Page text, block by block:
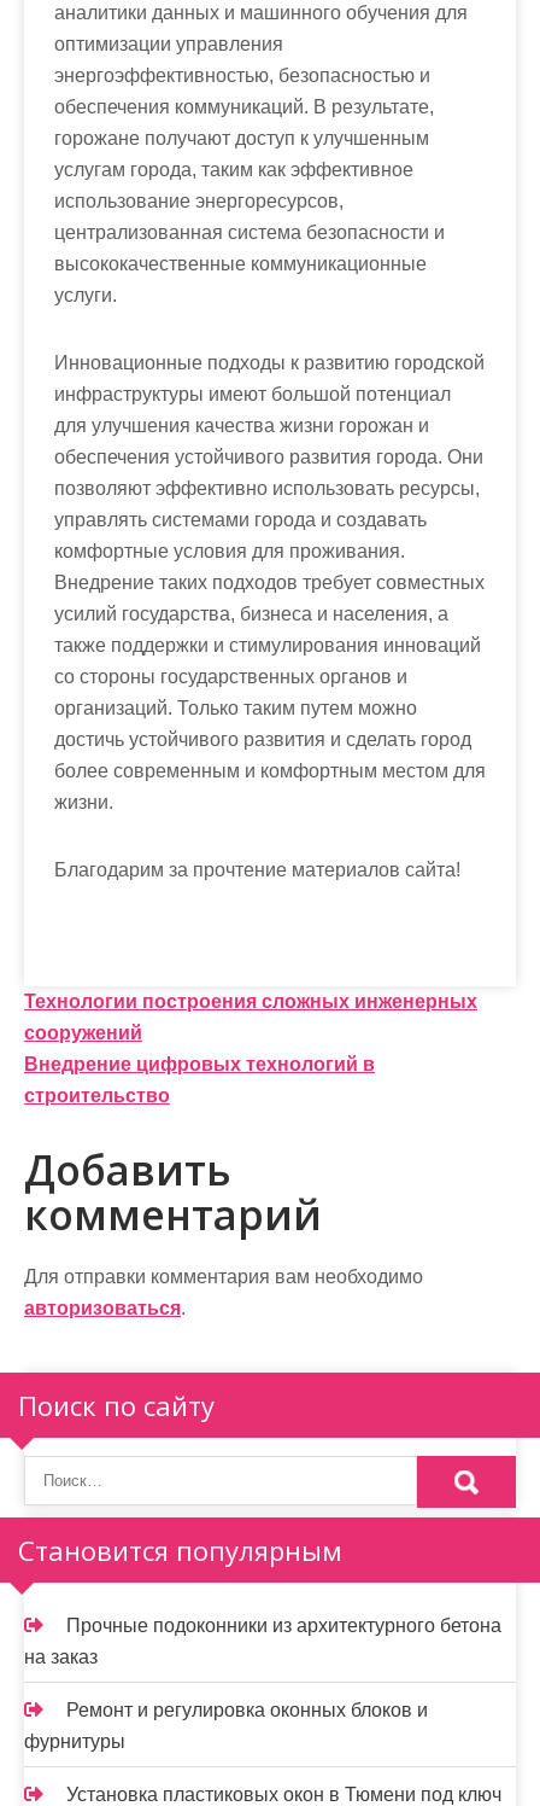
аналитики данных и машинного обучения для
оптимизации управления
энергоэффективностью, безопасностью и
обеспечения коммуникаций. В результате,
горожане получают доступ к улучшенным
услугам города, таким как эффективное
использование энергоресурсов,
централизованная система безопасности и
высококачественные коммуникационные
услуги.
Инновационные подходы к развитию городской
инфраструктуры имеют большой потенциал
для улучшения качества жизни горожан и
обеспечения устойчивого развития города. Они
позволяют эффективно использовать ресурсы,
управлять системами города и создавать
комфортные условия для проживания.
Внедрение таких подходов требует совместных
усилий государства, бизнеса и населения, а
также поддержки и стимулирования инноваций
со стороны государственных органов и
организаций. Только таким путем можно
достичь устойчивого развития и сделать город
более современным и комфортным местом для
жизни.
Благодарим за прочтение материалов сайта!
Н
а
в
и
г
а
ц
и
я
п
о
з
а
п
и
с
я
м
Технологии построения сложных инженерных
сооружений
Внедрение цифровых технологий в
строительство
Добавить
комментарий
Для отправки комментария вам необходимо
авторизоваться.
Поиск по сайту
Становится популярным
Прочные подоконники из архитектурного бетона
на заказ
Ремонт и регулировка оконных блоков и
фурнитуры
Установка пластиковых окон в Тюмени под ключ